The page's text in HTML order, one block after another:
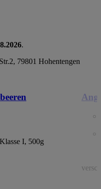
.
79801 Hohentengen
I, 500g